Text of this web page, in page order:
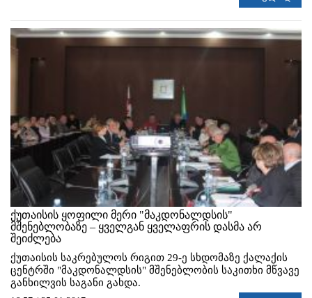
ქუთაისის ყოფილი მერი "მაკდონალდსის"
მშენებლობაზე – ყველგან ყველაფრის დასმა არ
შეიძლება
ქუთაისის საკრებულოს რიგით 29-ე სხდომაზე ქალაქის
ცენტრში "მაკდონალდსის" მშენებლობის საკითხი მწვავე
განხილვის საგანი გახდა.